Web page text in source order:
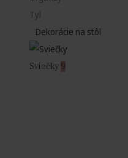
Tyl
Dekorácie na stôl
Sviečky 9